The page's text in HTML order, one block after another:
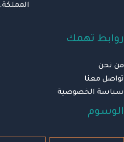
المملكة.
روابط تهمك
من نحن
تواصل معنا
سياسة الخصوصية
الوسوم